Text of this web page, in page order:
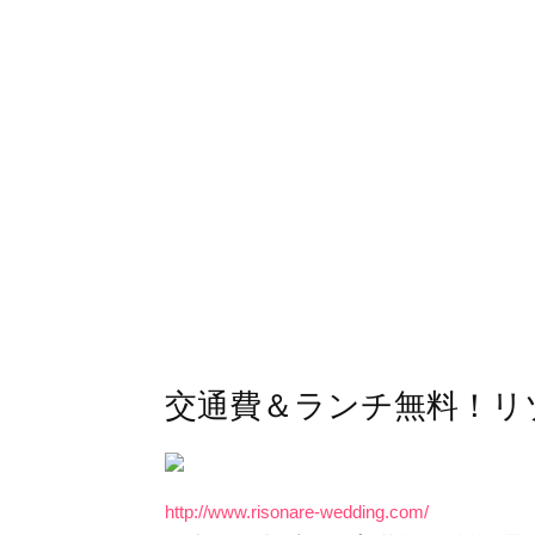
交通費＆ランチ無料！
http://www.risonare-wedding.com/